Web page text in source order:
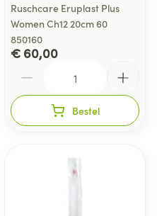
Ruschcare Eruplast Plus
Women Ch12 20cm 60
850160
€ 60,00
Bestel